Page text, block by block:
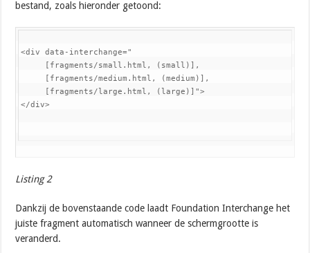
bestand, zoals hieronder getoond:
<div data-interchange="
     [fragments/small.html, (small)],
     [fragments/medium.html, (medium)],
     [fragments/large.html, (large)]">
</div>
Listing 2
Dankzij de bovenstaande code laadt Foundation Interchange het
juiste fragment automatisch wanneer de schermgrootte is
veranderd.